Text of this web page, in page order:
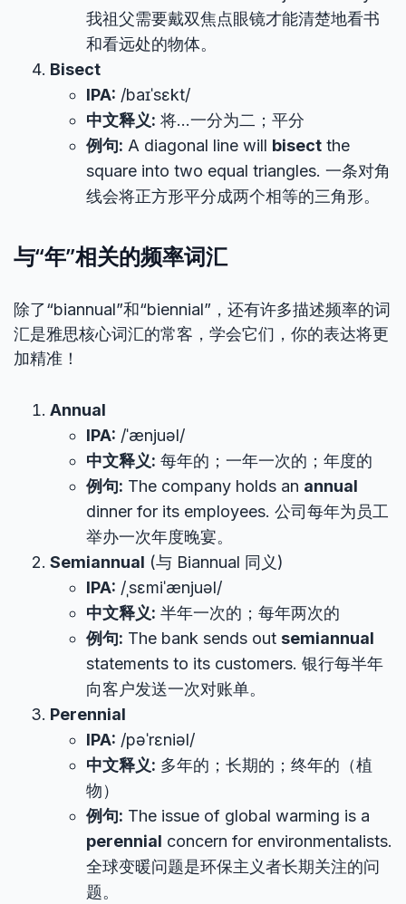
我祖父需要戴双焦点眼镜才能清楚地看书
和看远处的物体。
Bisect
IPA: /baɪˈsɛkt/
中文释义: 将…一分为二；平分
例句: A diagonal line will bisect the
square into two equal triangles. 一条对角
线会将正方形平分成两个相等的三角形。
与“年”相关的频率词汇
除了“biannual”和“biennial”，还有许多描述频率的词
汇是雅思核心词汇的常客，学会它们，你的表达将更
加精准！
Annual
IPA: /ˈænjuəl/
中文释义: 每年的；一年一次的；年度的
例句: The company holds an annual
dinner for its employees. 公司每年为员工
举办一次年度晚宴。
Semiannual (与 Biannual 同义)
IPA: /ˌsɛmiˈænjuəl/
中文释义: 半年一次的；每年两次的
例句: The bank sends out semiannual
statements to its customers. 银行每半年
向客户发送一次对账单。
Perennial
IPA: /pəˈrɛniəl/
中文释义: 多年的；长期的；终年的（植
物）
例句: The issue of global warming is a
perennial concern for environmentalists.
全球变暖问题是环保主义者长期关注的问
题。